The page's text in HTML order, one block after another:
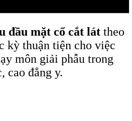
đầu mặt cổ cắt lát theo
kỳ thuận tiện cho việc
môn giải phẫu trong
cao đẳng y.